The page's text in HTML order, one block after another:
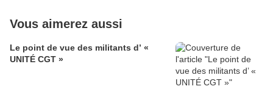
Vous aimerez aussi
Le point de vue des militants d’ «
UNITÉ CGT »